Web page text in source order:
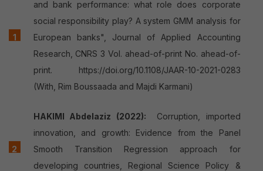
and bank performance: what role does corporate
social responsibility play? A system GMM analysis for
European banks", Journal of Applied Accounting
Research, CNRS 3 Vol. ahead-of-print No. ahead-of-
print. https://doi.org/10.1108/JAAR-10-2021-0283
(With, Rim Boussaada and Majdi Karmani)
HAKIMI Abdelaziz (2022):
Corruption, imported
innovation, and growth: Evidence from the Panel
Smooth Transition Regression approach for
developing countries, Regional Science Policy &